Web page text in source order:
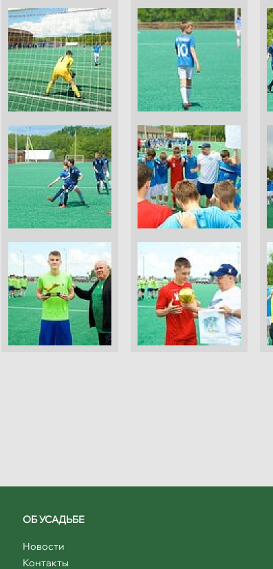
ОБ УСАДЬБЕ
Новости
Контакты